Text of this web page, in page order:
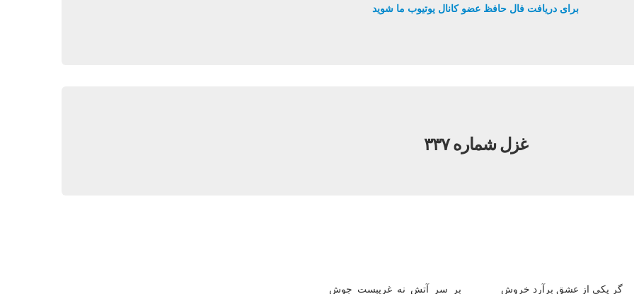
برای دریافت فال حافظ عضو کانال یوتیوب ما شوید
غزل شماره ۳۳۷
گر یکی از عشق برآرد خروش بر سر آتش نه غریبست جوش